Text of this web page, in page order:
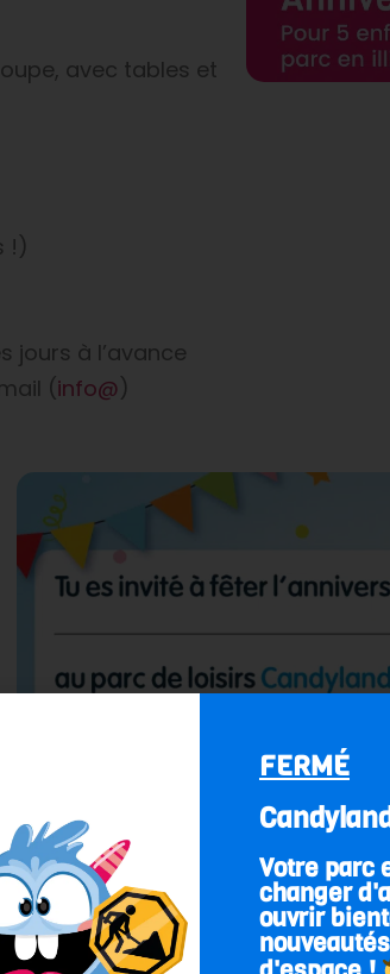
avec tables et
!)
jours à l’avance
(info@)
FERMÉ
Votre parc
changer
ouvrir